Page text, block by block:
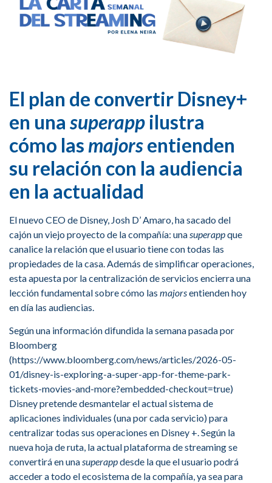
El plan de convertir Disney+
en una superapp ilustra
cómo las majorsentienden
su relación con la audiencia
en la actualidad
El nuevo CEO de Disney, Josh D’ Amaro, ha sacado del
cajón un viejo proyecto de la compañía: unasuperappque
canalice la relación que el usuario tiene con todas las
propiedades de la casa. Además de simplificar operaciones,
esta apuesta por la centralización de servicios encierra una
lección fundamental sobre cómo las majorsentienden hoy
en día las audiencias.
Según una información difundida la semana pasada por
Bloomberg
(https://www.bloomberg.com/news/articles/2026-05-
01/disney-is-exploring-a-super-app-for-theme-park-
tickets-movies-and-more?embedded-checkout=true)
Disney pretende desmantelar el actual sistema de
aplicaciones individuales (una por cada servicio) para
centralizar todas sus operaciones en Disney +. Según la
nueva hoja de ruta, la actual plataforma de streaming se
convertirá en unasuperappdesde la que el usuario podrá
acceder a todo el ecosistema de la compañía, ya sea para